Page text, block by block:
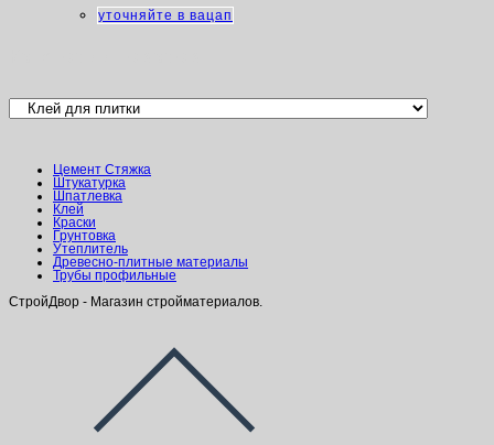
уточняйте в вацап
Цемент Стяжка
Штукатурка
Шпатлевка
Клей
Краски
Грунтовка
Утеплитель
Древесно-плитные материалы
Трубы профильные
СтройДвор - Магазин стройматериалов.